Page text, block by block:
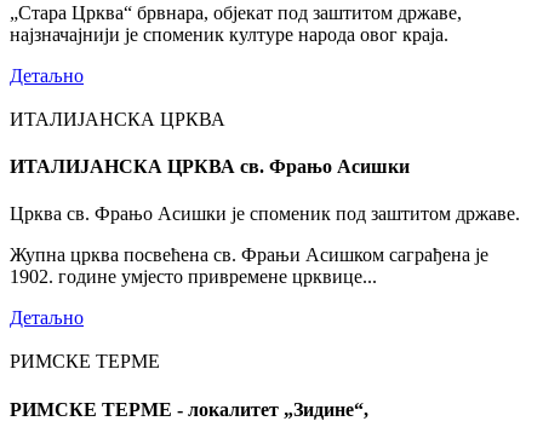
„Стара Црква“ брвнара, објекат под заштитом државе,
најзначајнији је споменик културе народа овог краја.
Детаљно
ИТАЛИЈАНСКА ЦРКВА
ИТАЛИЈАНСКА ЦРКВА св. Фрањо Асишки
Црква св. Фрањо Асишки је споменик под заштитом државе.
Жупна црква посвећена св. Фрањи Асишком саграђена је
1902. године умјесто привремене црквице...
Детаљно
РИМСКЕ ТЕРМЕ
РИМСКЕ ТЕРМЕ - локалитет „Зидине“,